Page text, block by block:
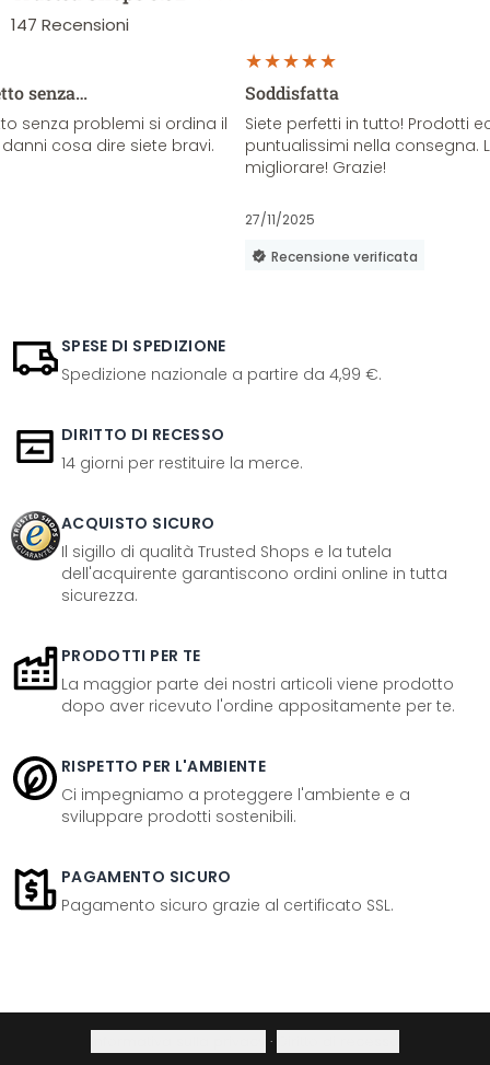
147 Recensioni
senza…
senza problemi si ordina il
cosa dire siete bravi.
Soddisfatta
Siete perfetti in tutto! Prodotti
puntualissimi nella consegna.
migliorare! Grazie!
27/11/2025
Recensione verificata
SPESE DI SPEDIZIONE
Spedizione nazionale a partire da 4,99 €.
DIRITTO DI RECESSO
14 giorni per restituire la merce.
ACQUISTO SICURO
Il sigillo di qualità Trusted Shops e la tutela
dell'acquirente garantiscono ordini online in tutta
sicurezza.
PRODOTTI PER TE
La maggior parte dei nostri articoli viene prodotto
dopo aver ricevuto l'ordine appositamente per te.
RISPETTO PER L'AMBIENTE
Ci impegniamo a proteggere l'ambiente e a
sviluppare prodotti sostenibili.
PAGAMENTO SICURO
Pagamento sicuro grazie al certificato SSL.
·